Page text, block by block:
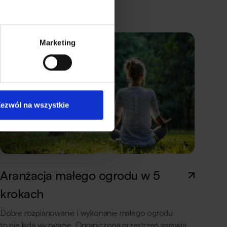
Marketing
na wszystkie
premiery latem i jesienią 2020 roku, cieszyły […]
Aranżacja małego ogrodu w 5
krokach
Dobre rozplanowanie i wykonanie małego ogrodu
to nie lada wyzwanie. Ograniczona przestrzeń sprawia,